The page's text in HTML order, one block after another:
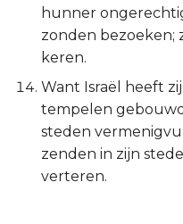
hunner
zonden bezoeken;
keren.
Want Israël heeft
tempelen
steden
zenden in zijn
verteren.